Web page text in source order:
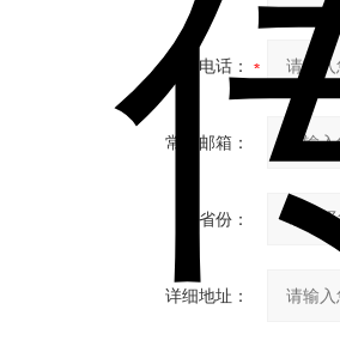
联系电话：
常用邮箱：
省份：
详细地址：